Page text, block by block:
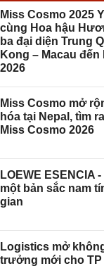
Miss Cosmo 2025
cùng Hoa hậu
ba đại diện Trung
Kong – Macau
2026
Miss Cosmo mở
hóa tại Nepal, tìm
Miss Cosmo 2026
LOEWE ESENCIA
một bản sắc nam
gian
Logistics mở
trưởng mới cho TP